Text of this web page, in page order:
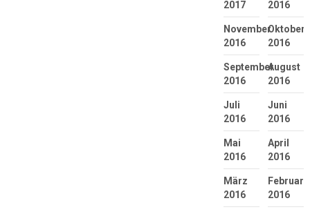
2017
2016
November
2016
Oktober
2016
September
2016
August
2016
Juli
2016
Juni
2016
Mai
2016
April
2016
März
2016
Februar
2016